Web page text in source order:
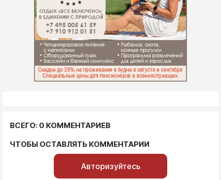
ВСЕГО: 0 КОММЕНТАРИЕВ
ЧТОБЫ ОСТАВЛЯТЬ КОММЕНТАРИИ
Авторизуйтесь